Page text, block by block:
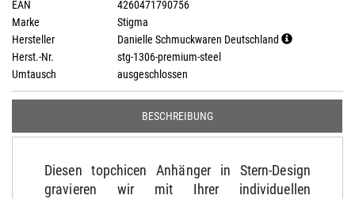
EAN
4260471790756
Marke
Stigma
Hersteller
Danielle Schmuckwaren Deutschland
Herst.-Nr.
stg-1306-premium-steel
Umtausch
ausgeschlossen
BESCHREIBUNG
Diesen topchicen Anhänger in Stern-Design
gravieren wir mit Ihrer individuellen